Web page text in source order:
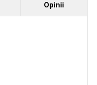
Opinii